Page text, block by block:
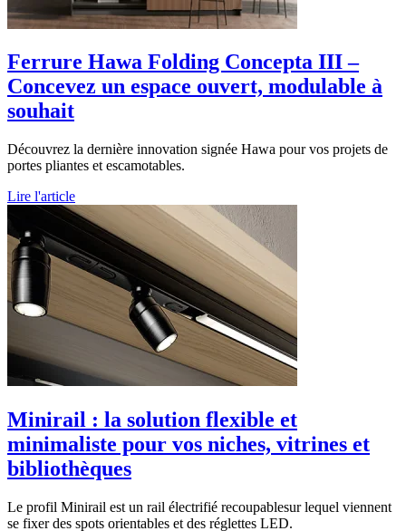
Ferrure Hawa Folding Concepta III –
Concevez un espace ouvert, modulable à
souhait
Découvrez la dernière innovation signée Hawa pour vos projets de
portes pliantes et escamotables.
Lire l'article
Minirail : la solution flexible et
minimaliste pour vos niches, vitrines et
bibliothèques
Le profil Minirail est un rail électrifié recoupablesur lequel viennent
se fixer des spots orientables et des réglettes LED.